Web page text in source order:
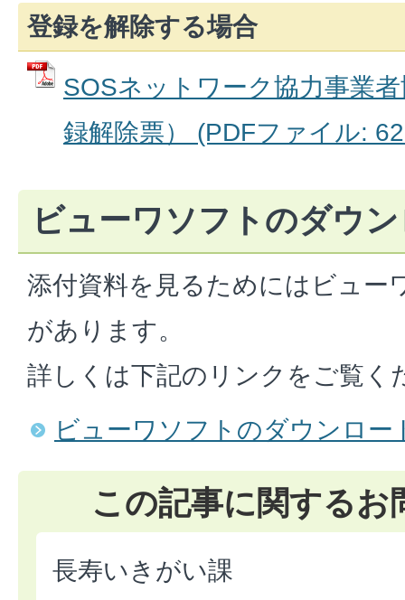
登録を解除する場合
SOSネットワーク協力事業
録解除票） (PDFファイル:
ビューワソフトのダウ
添付資料を見るためにはビュー
があります。
詳しくは下記のリンクをご覧く
ビューワソフトのダウンロー
この記事に関するお
長寿いきがい課